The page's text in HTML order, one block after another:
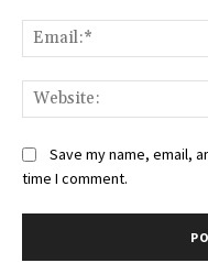
Save my name, email,
time I comment.